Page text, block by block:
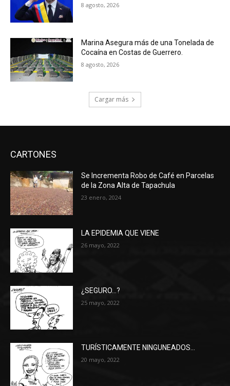
8 agosto, 2026
Marina Asegura más de una Tonelada de
Cocaína en Costas de Guerrero.
8 agosto, 2026
Cargar más
CARTONES
Se Incrementa Robo de Café en Parcelas
de la Zona Alta de Tapachula
23 enero, 2024
LA EPIDEMIA QUE VIENE
26 mayo, 2022
¿SEGURO…?
25 mayo, 2022
TURÍSTICAMENTE NINGUNEADOS…
20 mayo, 2022